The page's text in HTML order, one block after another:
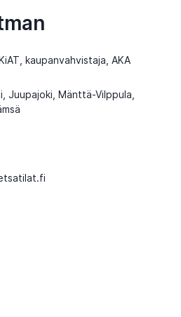
kaupanvahvistaja, AKA
Juupajoki, Mänttä-Vilppula,